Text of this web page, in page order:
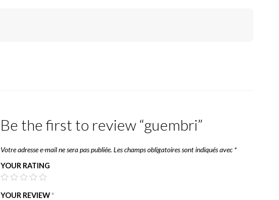
Be the first to review “guembri”
Votre adresse e-mail ne sera pas publiée. Les champs obligatoires sont indiqués avec *
YOUR RATING
YOUR REVIEW*